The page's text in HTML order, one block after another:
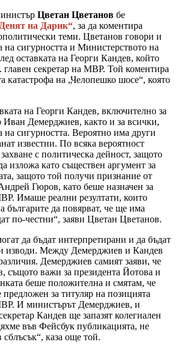
Цветан Цветанов бе
на Дарик“, за да коментира
теми. Цветанов говори и
на сигурността и Министерството на
оставката на Георги Кандев, който
главен секретар на МВР. Той коментира
катастрофа на „Челопешко шосе“, която
на Георги Кандев, включително за
Демерджиев, както и за всички,
на сигурността. Вероятно има други
известни. По всяка вероятност
с политическа дейност, защото
изложа като съществен аргумент за
защото той получи признание от
Гюров, като беше назначен за
Имаше реални резултати, които
българите да повярват, че ще има
по-честни“, заяви Цветан Цветанов.
да бъдат интерпретирани и да бъдат
изводи. Между Демерджиев и Кандев
Демерджиев самият заяви, че
същото важи за президента Йотова и
беше положителна и смятам, че
за титуляр на позицията
И министърът Демерджиев, и
Кандев ще запазят колегиален
във Фейсбук публикацията, не
каза още той.